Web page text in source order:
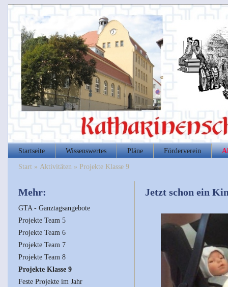
Startseite Wissenswertes Pläne Förderverein
Start» Aktivitäten » Projekte Klasse 9
Mehr:
GTA - Ganztagsangebote
Projekte Team 5
Projekte Team 6
Projekte Team 7
Projekte Team 8
Projekte Klasse 9
Feste Projekte im Jahr
Jetzt schon ein